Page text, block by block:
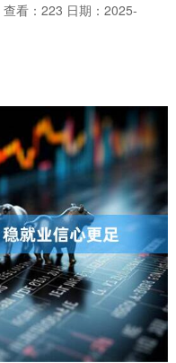
查看：223 日期：2025-